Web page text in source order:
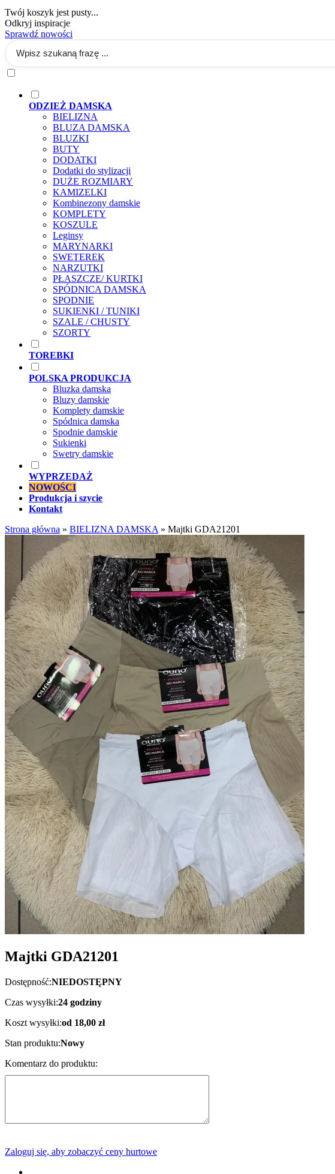
Twój koszyk jest pusty...
Odkryj inspiracje
Sprawdź nowości
ODZIEŻ DAMSKA
BIELIZNA
BLUZA DAMSKA
BLUZKI
BUTY
DODATKI
Dodatki do stylizacji
DUŻE ROZMIARY
KAMIZELKI
Kombinezony damskie
KOMPLETY
KOSZULE
Leginsy
MARYNARKI
SWETEREK
NARZUTKI
PŁASZCZE/ KURTKI
SPÓDNICA DAMSKA
SPODNIE
SUKIENKI / TUNIKI
SZALE / CHUSTY
SZORTY
TOREBKI
POLSKA PRODUKCJA
Bluzka damska
Bluzy damskie
Komplety damskie
Spódnica damska
Spodnie damskie
Sukienki
Swetry damskie
WYPRZEDAŻ
NOWOŚCI
Produkcja i szycie
Kontakt
Strona główna » BIELIZNA DAMSKA » Majtki GDA21201
Majtki GDA21201
Dostępność:NIEDOSTĘPNY
Czas wysyłki:24 godziny
Koszt wysyłki:od 18,00 zł
Stan produktu:Nowy
Komentarz do produktu:
Zaloguj się, aby zobaczyć ceny hurtowe